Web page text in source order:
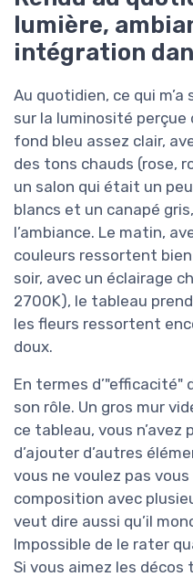
lumière,
intégration
Au quotidien, ce qui
sur la luminosité perçue
fond bleu assez clair,
des tons chauds (rose,
un salon qui était un
blancs et un canapé
l’ambiance. Le matin,
couleurs ressortent
soir, avec un éclairage
2700K), le tableau
les fleurs ressortent
doux.
En termes d’"efficacité"
son rôle. Un gros mur
ce tableau, vous
d’ajouter d’autres
vous ne voulez pas
composition avec
veut dire aussi qu’il
Impossible de le rater
Si vous aimez les